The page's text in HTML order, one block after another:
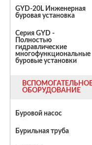
GYD-20L Инженерная
буровая установка
Серия GYD -
Полностью
гидравлические
многофункциональные
буровые установки
ОБОРУДОВАНИЕ
Буровой насос
Бурильная труба